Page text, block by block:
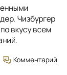
Чизбургер
вкусу всем
Комментарий